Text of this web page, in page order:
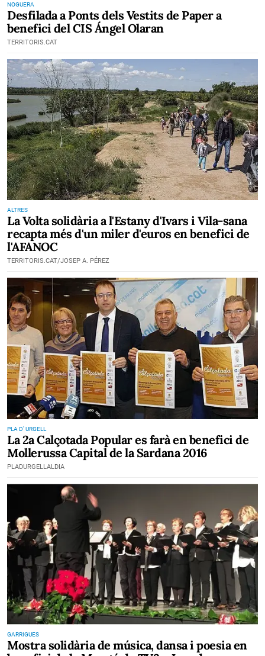
NOGUERA
Desfilada a Ponts dels Vestits de Paper a
benefici del CIS Ángel Olaran
TERRITORIS.CAT
ALTRES
La Volta solidària a l'Estany d'Ivars i Vila-sana
recapta més d'un miler d'euros en benefici de
l'AFANOC
TERRITORIS.CAT/JOSEP A. PÉREZ
PLA D' URGELL
La 2a Calçotada Popular es farà en benefici de
Mollerussa Capital de la Sardana 2016
PLADURGELLALDIA
GARRIGUES
Mostra solidària de música, dansa i poesia en